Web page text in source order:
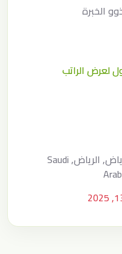
الخبرة
لعرض الراتب
الرياض, الرياض, الرياض, Saudi